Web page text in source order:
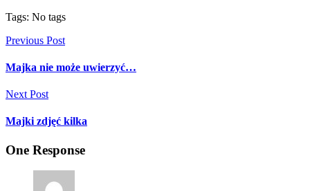
Tags: No tags
Previous Post
Majka nie może uwierzyć…
Next Post
Majki zdjęć kilka
One Response